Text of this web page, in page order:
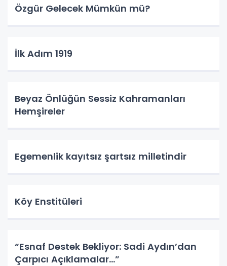
Özgür Gelecek Mümkün mü?
İlk Adım 1919
Beyaz Önlüğün Sessiz Kahramanları
Hemşireler
Egemenlik kayıtsız şartsız milletindir
Köy Enstitüleri
“Esnaf Destek Bekliyor: Sadi Aydın’dan
Çarpıcı Açıklamalar…”